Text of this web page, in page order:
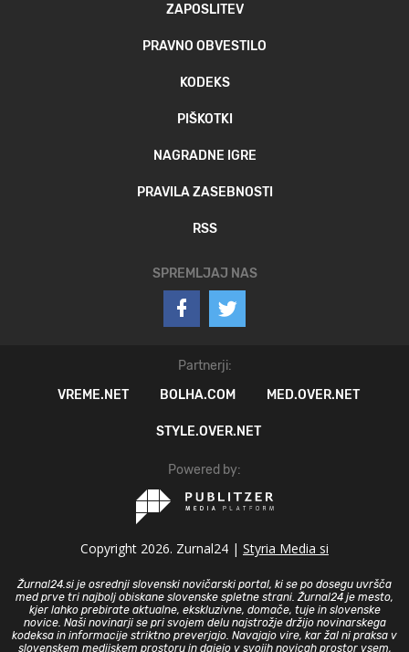
ZAPOSLITEV
PRAVNO OBVESTILO
KODEKS
PIŠKOTKI
NAGRADNE IGRE
PRAVILA ZASEBNOSTI
RSS
SPREMLJAJ NAS
Partnerji:
VREME.NET
BOLHA.COM MED.OVER.NET
STYLE.OVER.NET
Powered by:
Copyright 2026. Zurnal24 | Styria Media si
Žurnal24.si je osrednji slovenski novičarski portal, ki se po dosegu uvršča
med prve tri najbolj obiskane slovenske spletne strani. Žurnal24 je mesto,
kjer lahko prebirate aktualne, ekskluzivne, domače, tuje in slovenske
novice. Naši novinarji se pri svojem delu najstrožje držijo novinarskega
kodeksa in informacije striktno preverjajo. Navajajo vire, kar žal ni praksa v
slovenskem medijskem prostoru in dajejo v svojih novicah prostor vsem,